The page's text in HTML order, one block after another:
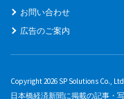
お問い合わせ
広告のご案内
Copyright 2026 SP Solutions Co.,
日本橋経済新聞に掲載の記事・